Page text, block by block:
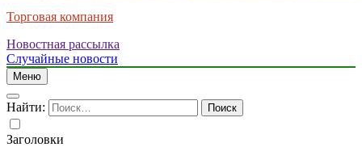
Торговая компания
Новостная рассылка
Случайные новости
Меню
Найти:
Заголовки